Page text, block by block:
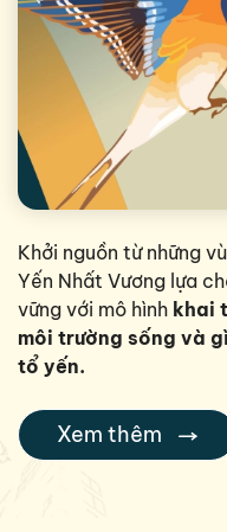
Khởi nguồn từ những
Yến Nhất Vương lựa
vững với mô hình khai
môi trường sống và
tổ yến.
Xem thêm